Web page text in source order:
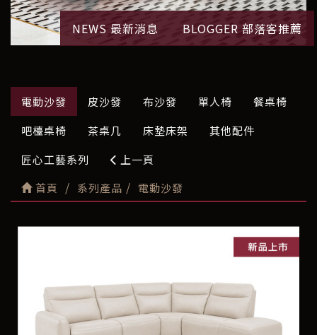
NEWS 最新消息 BLOGGER 部落客推薦
電動沙發 皮沙發 布沙發 單人椅
餐桌椅
吧檯桌椅
茶桌几 床墊床架
其他配件
匠心工藝系列
上一頁
首頁
系列產品 電動沙發